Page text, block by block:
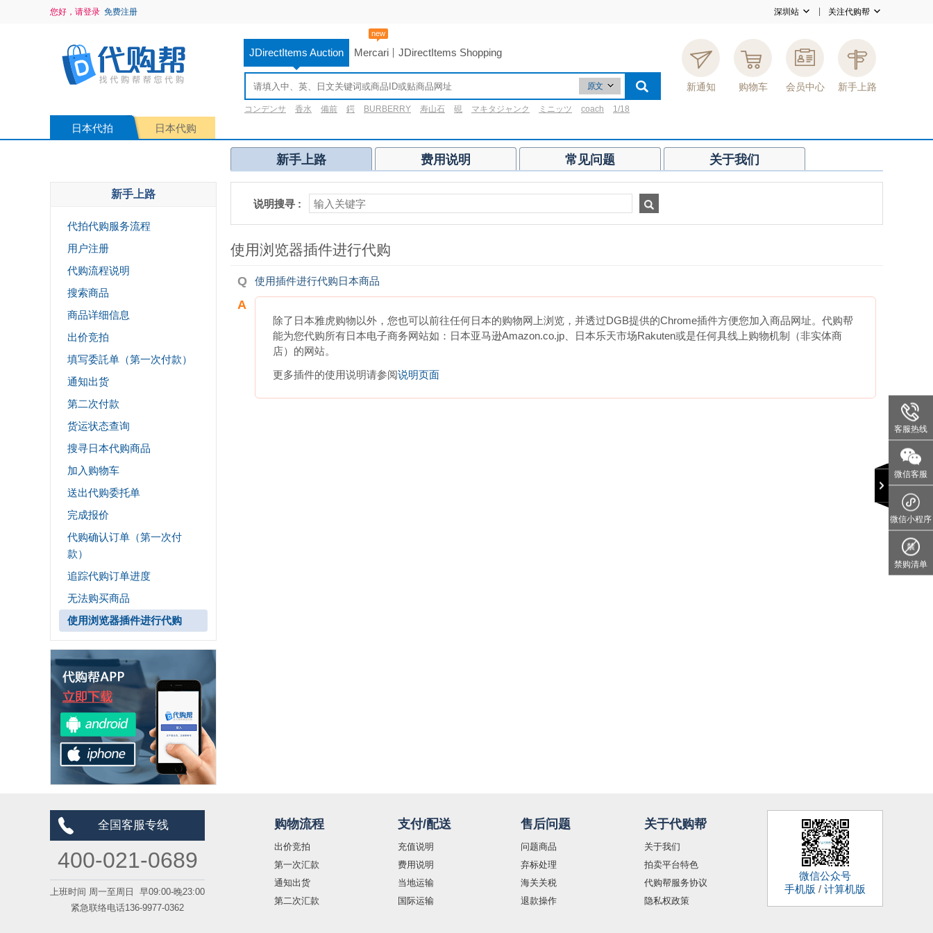
您好，请登录 免费注册 深圳站 关注代购帮
JDirectItems Auction Mercari
new
JDirectItems Shopping
原文
原文
コンデンサ 香水 備前 鍔 BURBERRY 寿山石 硯 マキタジャンク ミニッツ coach
1/18
新通知 购物车 会员中心 新手上路
客服热线
微信客服
微信小程序
禁购清单
日本代拍 日本代购
新手上路 费用说明 常见问题 关于我们
新手上路
代拍代购服务流程
用户注册
代购流程说明
搜索商品
商品详细信息
出价竞拍
填写委託单（第一次付款）
通知出货
第二次付款
货运状态查询
搜寻日本代购商品
加入购物车
送出代购委托单
完成报价
代购确认订单（第一次付
款）
追踪代购订单进度
无法购买商品
使用浏览器插件进行代购
说明搜寻 :
使用浏览器插件进行代购
使用插件进行代购日本商品
除了日本雅虎购物以外，您也可以前往任何日本的购物网上浏览，并透过DGB提供的Chrome插件方便您加入商品网址。代购帮
能为您代购所有日本电子商务网站如：日本亚马逊Amazon.co.jp、日本乐天市场Rakuten或是任何具线上购物机制（非实体商
店）的网站。
更多插件的使用说明请参阅说明页面
全国客服专线
400-021-0689
上班时间 周一至周日 早09:00-晚23:00
紧急联络电话136-9977-0362
微信公众号
手机版 / 计算机版
购物流程
出价竞拍
第一次汇款
通知出货
第二次汇款
支付/配送
充值说明
费用说明
当地运输
国际运输
售后问题
问题商品
弃标处理
海关关税
退款操作
关于代购帮
关于我们
拍卖平台特色
代购帮服务协议
隐私权政策